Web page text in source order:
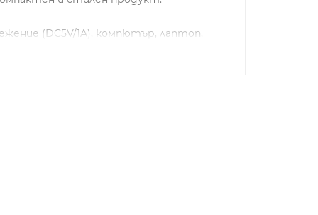
(DC5V/1A), компютър, лаптоп,
и др. Използвайте
яркост.